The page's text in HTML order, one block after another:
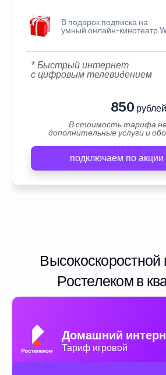
В подарок подписка на
умный онлайн-кинотеатр
* Быстрый интернет
с цифровым телевидением
850
В стоимость тарифа
дополнительные услуги и
подключаем по акции
Высокоскоростной
Ростелеком в
Домашний
Тариф игровой